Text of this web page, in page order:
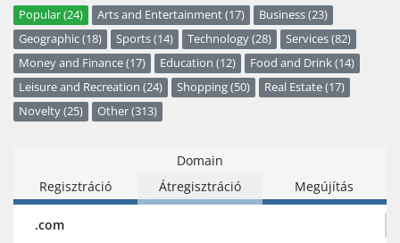
Popular (24) Arts and Entertainment (17)
Business (23)
Geographic (18)
Sports (14) Technology (28)
Services (82)
Money and Finance (17)
Education (12)
Food and Drink (14)
Leisure and Recreation (24)
Shopping (50)
Real Estate (17)
Novelty (25)
Other (313)
Domain
Regisztráció
Átregisztráció Megújítás
.com